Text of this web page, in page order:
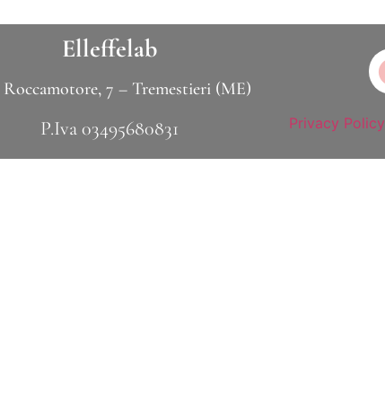
Elleffelab
Roccamotore, 7 – Tremestieri (ME)
P.Iva 03495680831 Privacy Policy